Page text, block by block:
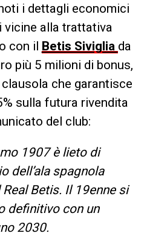
i dettagli economici
vicine alla trattativa
con il Betis Siviglia da
più 5 milioni di bonus,
clausola che garantisce
sulla futura rivendita
del club:
1907 è lieto di
dell’ala spagnola
Betis. Il 19enne si
definitivo con un
2030.